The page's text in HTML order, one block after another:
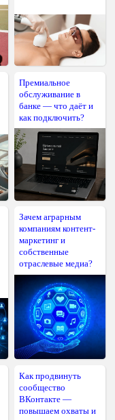
Премиальное
обслуживание в
банке — что даёт и
как подключить?
Зачем аграрным
компаниям контент-
маркетинг и
собственные
отраслевые медиа?
Как продвинуть
сообщество
ВКонтакте —
повышаем охваты и